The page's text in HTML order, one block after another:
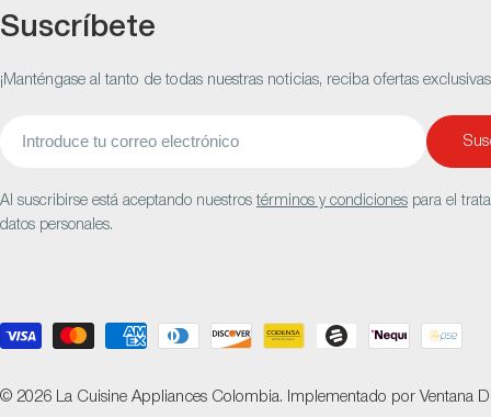
Suscríbete
¡Manténgase al tanto de todas nuestras noticias, reciba ofertas
Al suscribirse está aceptando nuestrostérminos y condiciones para el
datos personales.
Métodos
pago
© 2026 La Cuisine Appliances Colombia. Implementado por Ventana